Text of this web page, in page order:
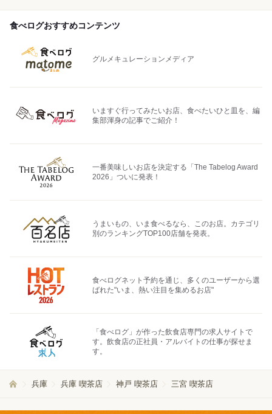
食べログおすすめコンテンツ
グルメキュレーションメディア
いますぐ行ってみたいお店、食べたいひと皿を、編
集部渾身の記事でご紹介！
一番美味しいお店を決定する「The Tabelog Award
2026」ついに発表！
うまいもの、いま食べるなら、このお店。カテゴリ
別のランキングTOP100店舗を発表。
食べログネット予約を通じ、多くのユーザーから選
ばれた"いま、熱い注目を集めるお店"
「食べログ」が作った飲食店専門の求人サイトで
す。飲食店の正社員・アルバイトの仕事が探せま
す。
兵庫 兵庫 喫茶店 神戸 喫茶店 三宮 喫茶店